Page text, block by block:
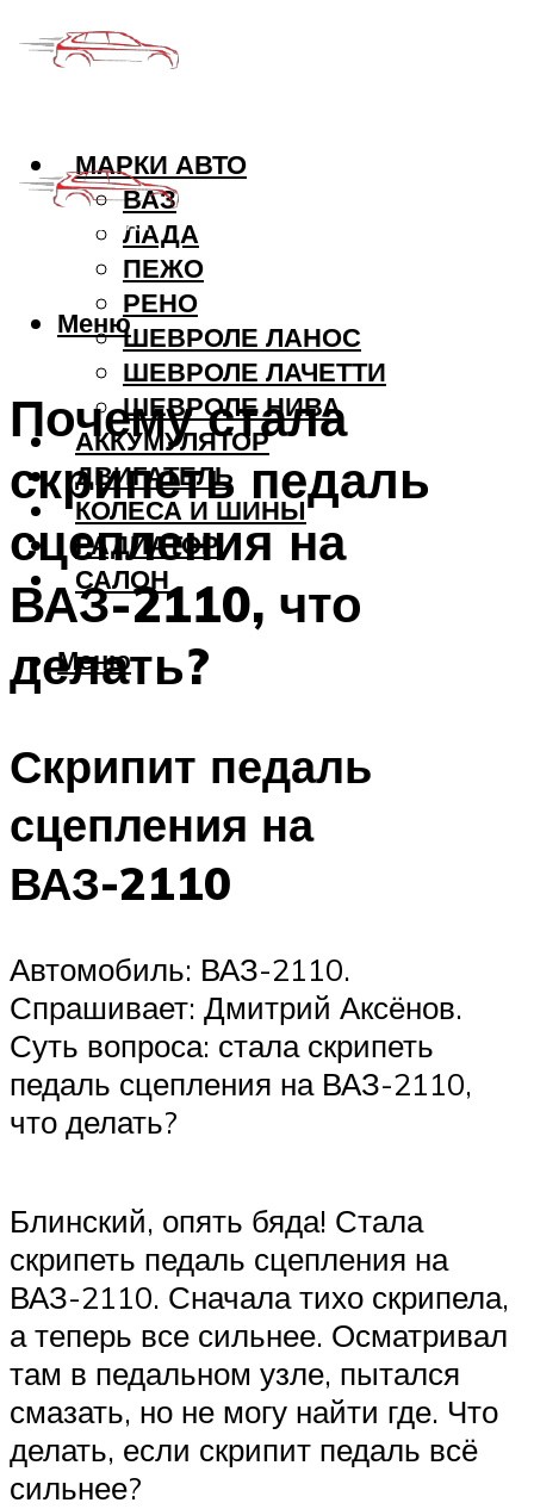
МАРКИ АВТО
ВАЗ
ЛАДА
ПЕЖО
РЕНО
ШЕВРОЛЕ ЛАНОС
ШЕВРОЛЕ ЛАЧЕТТИ
ШЕВРОЛЕ НИВА
АККУМУЛЯТОР
ДВИГАТЕЛЬ
КОЛЕСА И ШИНЫ
РАДИАТОР
САЛОН
Меню
Меню
Почему стала
скрипеть педаль
сцепления на
ВАЗ-2110, что
делать?
Скрипит педаль
сцепления на
ВАЗ-2110
Автомобиль: ВАЗ-2110.
Спрашивает: Дмитрий Аксёнов.
Суть вопроса: стала скрипеть
педаль сцепления на ВАЗ-2110,
что делать?
Блинский, опять бяда! Стала
скрипеть педаль сцепления на
ВАЗ-2110. Сначала тихо скрипела,
а теперь все сильнее. Осматривал
там в педальном узле, пытался
смазать, но не могу найти где. Что
делать, если скрипит педаль всё
сильнее?